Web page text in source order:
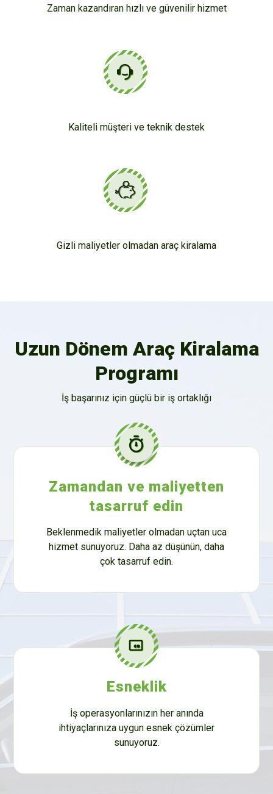
Zaman kazandıran hızlı ve güvenilir hizmet
Kaliteli müşteri ve teknik destek
Gizli maliyetler olmadan araç kiralama
Uzun Dönem Araç Kiralama
Programı
İş başarınız için güçlü bir iş ortaklığı
Zamandan ve maliyetten
tasarruf edin
Beklenmedik maliyetler olmadan uçtan uca
hizmet sunuyoruz. Daha az düşünün, daha
çok tasarruf edin.
Esneklik
İş operasyonlarınızın her anında
ihtiyaçlarınıza uygun esnek çözümler
sunuyoruz.